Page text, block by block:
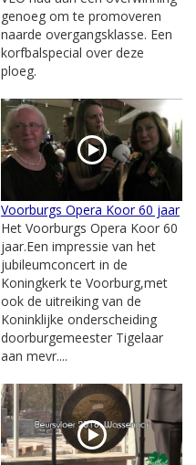
genoeg om te promoveren
naarde overgangsklasse. Een
korfbalspecial over deze
ploeg.
Voorburgs Opera Koor 60 jaar
Het Voorburgs Opera Koor 60
jaar.Een impressie van het
jubileumconcert in de
Koningkerk te Voorburg,met
ook de uitreiking van de
Koninklijke onderscheiding
doorburgemeester Tigelaar
aan mevr....